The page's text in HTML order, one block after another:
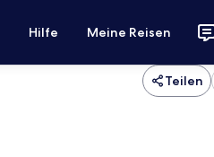
Hilfe Meine Reisen
Teilen